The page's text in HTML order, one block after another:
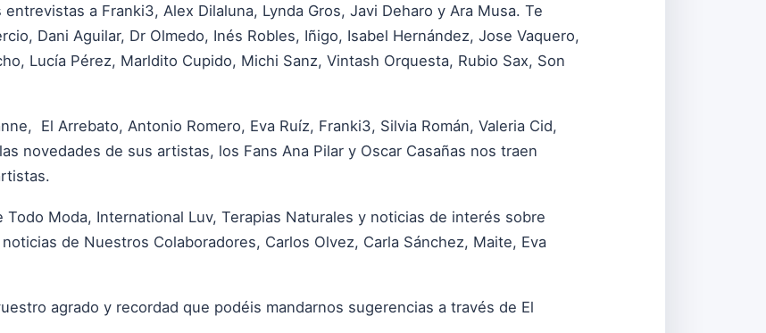
a Franki3, Alex Dilaluna, Lynda Gros, Javi Deharo y Ara Musa. Te
Dani Aguilar, Dr Olmedo, Inés Robles, Iñigo, Isabel Hernández, Jose Vaquero,
Lucía Pérez, Marldito Cupido, Michi Sanz, Vintash Orquesta, Rubio Sax, Son
El Arrebato, Antonio Romero, Eva Ruíz, Franki3, Silvia Román, Valeria Cid,
novedades de sus artistas, los Fans Ana Pilar y Oscar Casañas nos traen
Moda, International Luv, Terapias Naturales y noticias de interés sobre
de Nuestros Colaboradores, Carlos Olvez, Carla Sánchez, Maite, Eva
agrado y recordad que podéis mandarnos sugerencias a través de El